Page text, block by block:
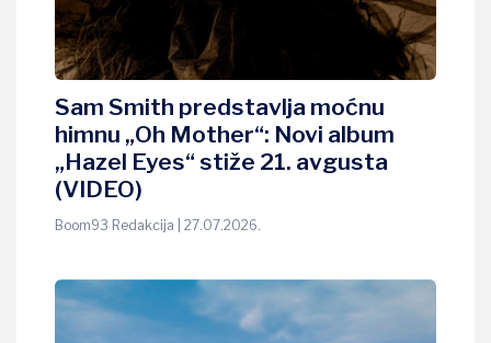
Sam Smith predstavlja moćnu
himnu „Oh Mother“: Novi album
„Hazel Eyes“ stiže 21. avgusta
(VIDEO)
Boom93 Redakcija | 27.07.2026.